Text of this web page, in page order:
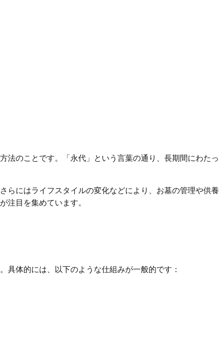
法のことです。「永代」という言葉の通り、長期間にわたっ
らにはライフスタイルの変化などにより、お墓の管理や供養
注目を集めています。
体的には、以下のような仕組みが一般的です：